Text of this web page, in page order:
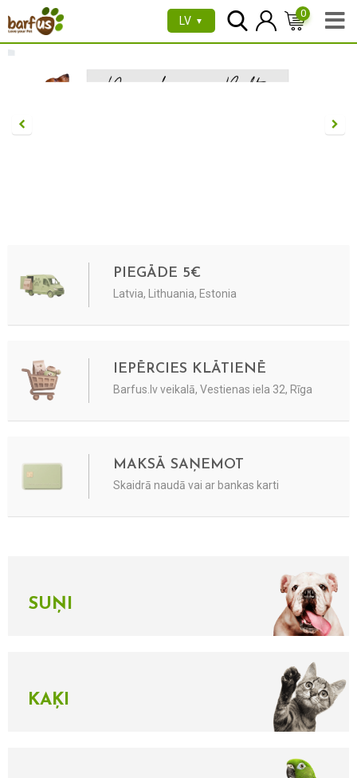
LV ▼
0
PIEGĀDE 5€
Latvia, Lithuania, Estonia
IEPĒRCIES KLĀTIENĒ
Barfus.lv veikalā, Vestienas iela 32, Rīga
MAKSĀ SAŅEMOT
Skaidrā naudā vai ar bankas karti
SUŅI
KAĶI